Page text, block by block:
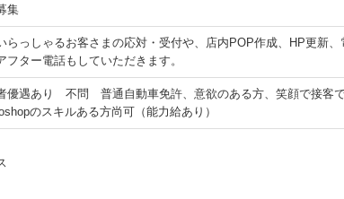
集
らっしゃるお客さまの応対・受付や、店内POP作成、HP更新
フター電話もしていただきます。
遇あり 不問 普通自動車免許、意欲のある方、笑顔で接客
のスキルある方尚可（能力給あり）